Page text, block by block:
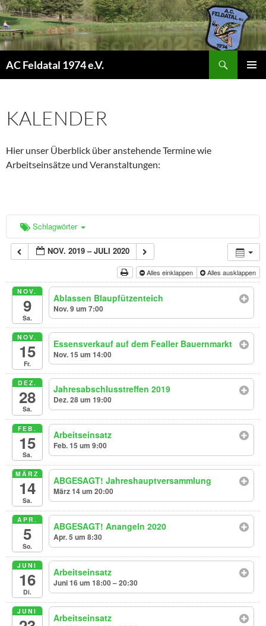
AC Feldatal 1974 e.V.
KALENDER
Hier unser Überblick über anstehende Termine wie
Arbeitseinsätze und Veranstaltungen:
Schlagwörter
NOV. 2019 – JULI 2020
Alles einklappen Alles ausklappen
NOV.
9
Sa.
Ablassen Blaupfützenteich
Nov. 9 um 7:00
NOV.
15
Fr.
Essensverkauf auf dem Fealler Bauernmarkt
Nov. 15 um 14:00
DEZ.
28
Sa.
Jahresabschlusstreffen 2019
Dez. 28 um 19:00
FEB.
15
Sa.
Arbeitseinsatz
Feb. 15 um 9:00
MÄRZ
14
Sa.
ABGESAGT! Jahreshauptversammlung
März 14 um 20:00
APR.
5
So.
ABGESAGT! Anangeln 2020
Apr. 5 um 8:30
JUNI
16
Di.
Arbeitseinsatz
Juni 16 um 18:00 – 20:30
JUNI
Arbeitseinsatz